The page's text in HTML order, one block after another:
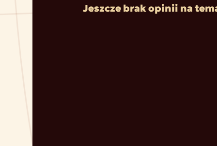
Jeszcze brak opinii na